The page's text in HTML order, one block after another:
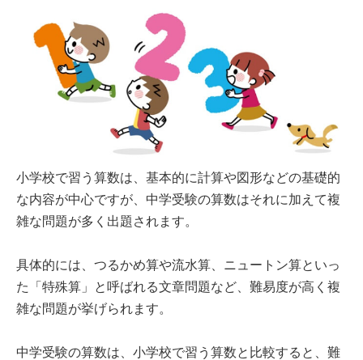
小学校で習う算数は、基本的に計算や図形などの基礎的
な内容が中心ですが、中学受験の算数はそれに加えて複
雑な問題が多く出題されます。
具体的には、つるかめ算や流水算、ニュートン算といっ
た「特殊算」と呼ばれる文章問題など、難易度が高く複
雑な問題が挙げられます。
中学受験の算数は、小学校で習う算数と比較すると、難